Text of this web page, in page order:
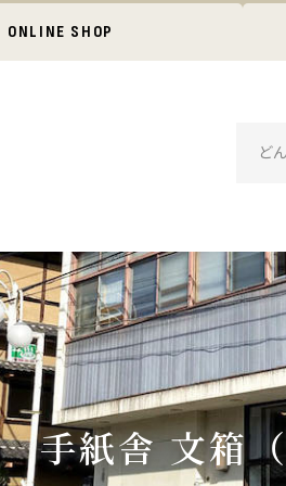
ONLINE SHOP
手紙舎 文箱